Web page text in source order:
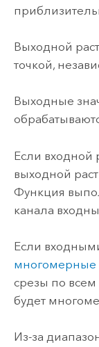
Выходной
точкой,
Выходные
Если входной
выходной
Функция
канала
Если
многомерные
срезы по
будет
Из-за